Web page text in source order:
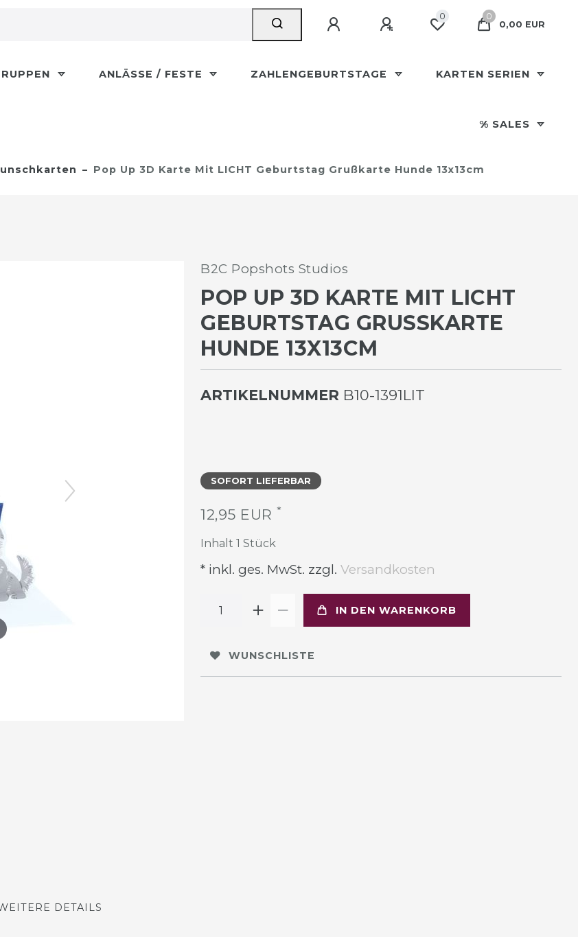
0
0
0,00 EUR
ANLÄSSE / FESTE ZAHLENGEBURTSTAGE KARTEN SERIEN
% SALES
Pop Up 3D Karte Mit LICHT Geburtstag Grußkarte Hunde 13x13cm
B2C Popshots Studios
POP UP 3D KARTE MIT LICHT
GEBURTSTAG GRUSSKARTE H
UNDE 13X13CM
ARTIKELNUMMER B10-1391LIT
SOFORT LIEFERBAR
12,95 EUR *
Inhalt 1 Stück
* inkl. ges. MwSt. zzgl. Versandkosten
IN DEN WARENKORB
WUNSCHLISTE
DETAILS